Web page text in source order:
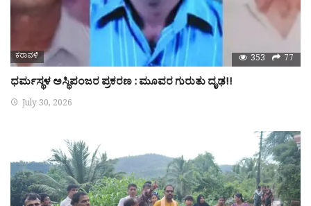
ಕರಾವಳಿ 353 77
ಧರ್ಮಸ್ಥಳ ಅಸ್ಥಿಪಂಜರ ಪ್ರಕರಣ : ಮೂವರ ಗುರುತು ದೃಢ!!
July 30, 2026